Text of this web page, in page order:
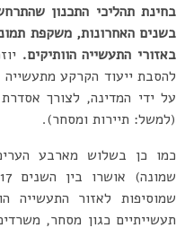
בחינת תהליכי התכנון
בשנים האחרונות, משקפת
באזורי התעשייה הוותיקים.
להסבת ייעוד הקרקע מתעשייה
על ידי המדינה, לצורך
(למשל: תיירות ומסחר).
כמו כן בשלוש מארבע
שמוסיפות לאזור התעשייה
תעשייתיים כגון מסחר,